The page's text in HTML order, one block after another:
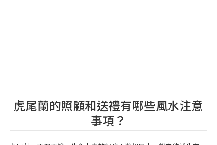
虎尾蘭的照顧和送禮有哪些風水注意
事項？